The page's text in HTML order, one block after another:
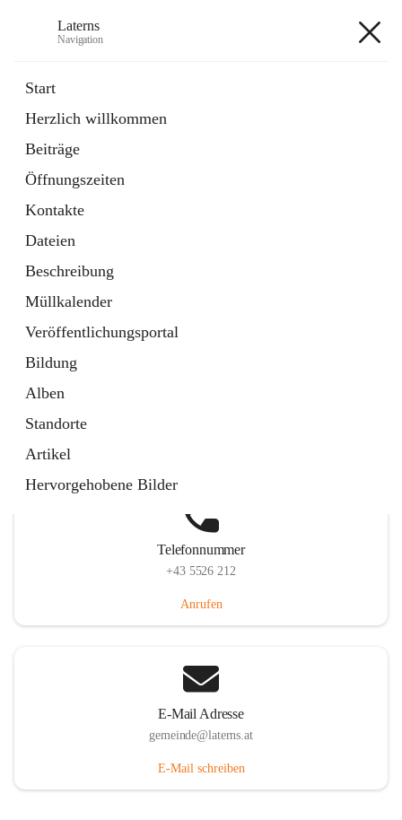
Laterns
Navigation
Start
Herzlich willkommen
Beiträge
Öffnungszeiten
Kontakte
Dateien
Beschreibung
Müllkalender
Veröffentlichungsportal
Bildung
Alben
Standorte
Artikel
Hervorgehobene Bilder
11 Schnellzugriffe
Soziales
1 Schnellzugriff
Telefonnummer
+43 5526 212
Anrufen
E-Mail Adresse
gemeinde@laterns.at
E-Mail schreiben